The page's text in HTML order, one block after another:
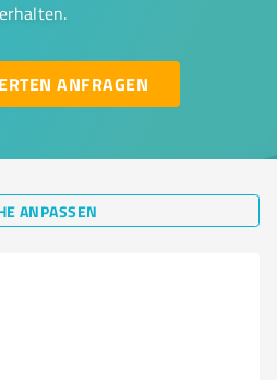
erhalten.
ANFRAGEN
ANPASSEN